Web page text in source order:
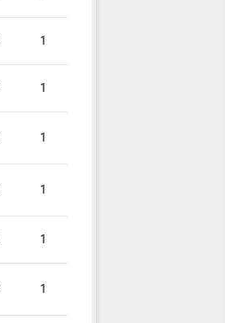
1
1
1
1
1
1